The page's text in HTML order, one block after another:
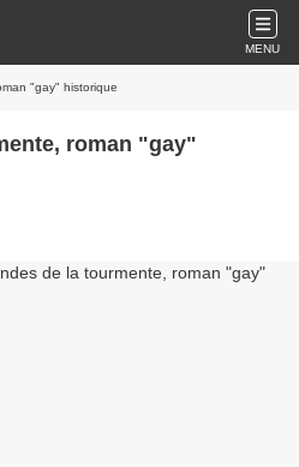
MENU
"gay" historique
roman "gay"